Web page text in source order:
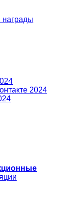
награды
2024